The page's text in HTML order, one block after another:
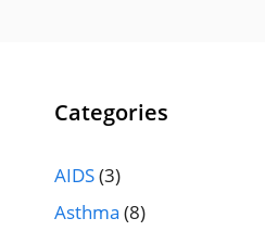
Categories
AIDS(3)
Asthma (8)